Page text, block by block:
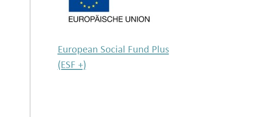
European Social Fund Plus
(ESF +)